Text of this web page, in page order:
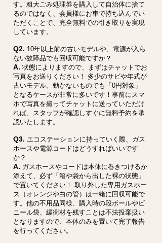
す。粗大ごみ処理券を購入して自治体に捨て
るのではなく、会員様にお車で持ち込んでい
ただくことで、完全無料での引き取りを実現
しています。
Q2. 10年以上前の古いモデルや、電源が入ら
ない故障品でも回収可能ですか？
A. 状態によりますので、まずはチャットでお
写真をお送りください！ 多少のサビや年式が
古いモデル、動かないものでも「0円対象」
となるケースが非常に多いです！事前にスマ
ホで写真を撮ってチャットに送っていただけ
れば、スタッフが確認しすぐに無料予約を承
認いたします。
Q3. エコステーションに持っていく際、ガス
ホースや電源コードはどうすればいいです
か？
A. ガスホースやコードは本体に巻きつけるか
添えて、必ず「箱や袋から出した裸の状態」
で置いてください！ 取り外した専用ガスホー
ス（オレンジや白の管）は一緒に回収可能で
す。他の不用品同様、購入時の段ボールやビ
ニール袋、緩衝材を残すことは不法投棄扱い
となりますので、本体のみを置いて完了報告
を行ってください。